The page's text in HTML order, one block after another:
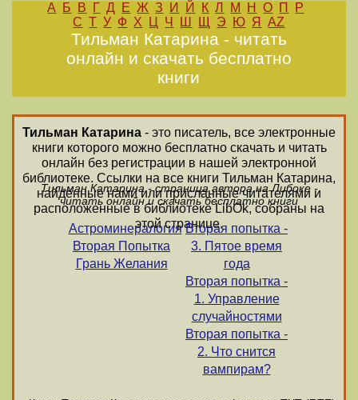
А Б В Г Д Е Ж З И Й К Л М Н О П
Р
С Т У Ф Х Ц Ч Ш Щ Э Ю Я AZ
Тильман Катарина - читать
онлайн и скачать бесплатно
книги
Тильман Катарина - это писатель, все электронные
книги которого можно бесплатно скачать и читать
онлайн без регистрации в нашей электронной
библиотеке. Ссылки на все книги Тильман Катарина,
найденные нами или присланные читателями и
расположенные в библиотеке LibOk, собраны на
этой странице.
Тильман Катарина - страница автора на Либоке -
читать онлайн и скачать бесплатно книги
Астроминералогия
Вторая Попытка
Грань Желания
Вторая попытка -
3. Пятое время
года
Вторая попытка -
1. Управление
случайностями
Вторая попытка -
2. Что снится
вампирам?